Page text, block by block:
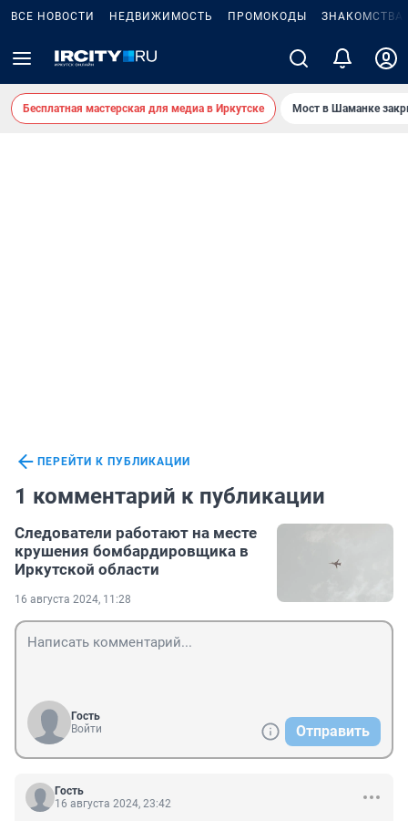
ВСЕ НОВОСТИ НЕДВИЖИМОСТЬ ПРОМОКОДЫ ЗНАКОМСТВА
Бесплатная мастерская для медиа в Иркутске Мост в Шаманке
ПЕРЕЙТИ К ПУБЛИКАЦИИ
1 комментарий к публикации
Следователи работают на месте
крушения бомбардировщика в
Иркутской области
16 августа 2024, 11:28
Гость
Войти
Отправить
Гость
16 августа 2024, 23:42